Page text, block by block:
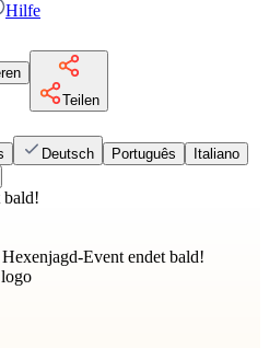
Hilfe
Teilen
Deutsch Português
Italiano